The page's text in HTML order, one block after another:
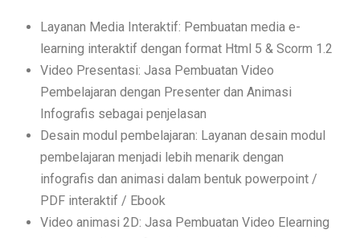
Layanan Media Interaktif: Pembuatan media e-
learning interaktif dengan format Html 5 & Scorm 1.2
Video Presentasi: Jasa Pembuatan Video
Pembelajaran dengan Presenter dan Animasi
Infografis sebagai penjelasan
Desain modul pembelajaran: Layanan desain modul
pembelajaran menjadi lebih menarik dengan
infografis dan animasi dalam bentuk powerpoint /
PDF interaktif / Ebook
Video animasi 2D: Jasa Pembuatan Video Elearning